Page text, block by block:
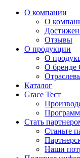
О компании
О
Отзывы
О продукции
О
О бренде
Каталог
Grace Тест
Стать
Станьте
Наши